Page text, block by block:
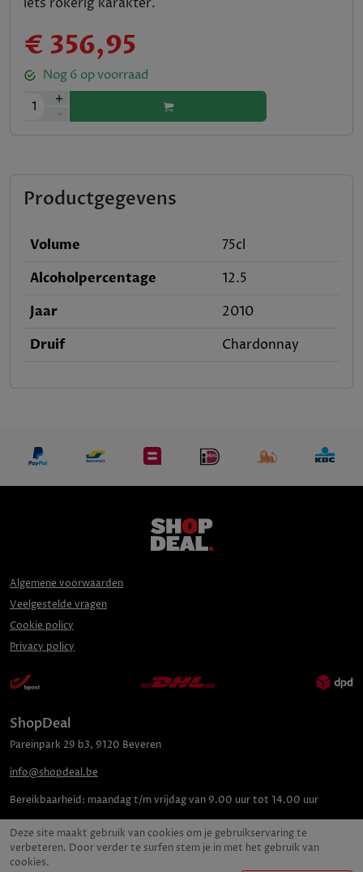
€ 356,95
Nog6 op voorraad
1
+
-
Productgegevens
Volume
75cl
Alcoholpercentage
12.5
Jaar
2010
Druif
Chardonnay
Deze site maakt gebruik van cookies om je gebruikservaring te
verbeteren. Door verder te surfen stem je in met het gebruik van
cookies.
ShopDeal
Pareinpark 29 b3, 9120 Beveren
info@shopdeal.be
Bereikbaarheid: maandag t/m vrijdag van 9.00 uur tot 14.00 uur
Algemene voorwaarden
Veelgestelde vragen
Cookie policy
Privacy policy